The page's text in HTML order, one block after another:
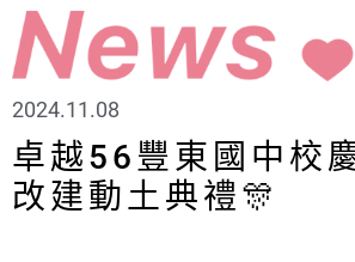
2024.11.08
卓越56豐東國中校
改建動土典禮🎊